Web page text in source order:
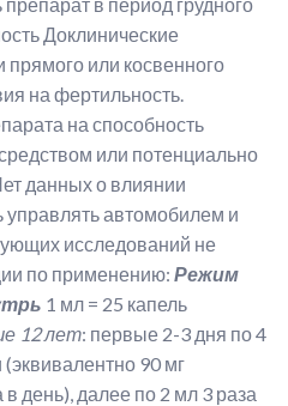
Доклинические
прямого или косвенного
на фертильность.
на способность
или потенциально
данных о влиянии
управлять автомобилем и
исследований не
по применению: Режим
1 мл = 25 капель
12 лет: первые 2-3 дня по 4
(эквивалентно 90 мг
день), далее по 2 мл 3 раза